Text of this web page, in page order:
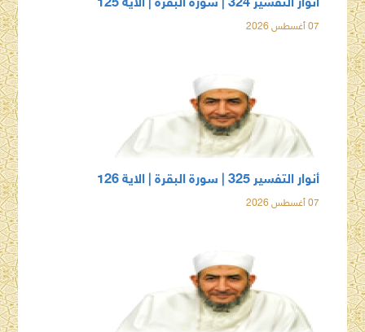
أنوار التفسير 324 | سورة البقرة | الآية 125
07 أغسطس 2026
أنوار التفسير 325 | سورة البقرة | الاية 126
07 أغسطس 2026